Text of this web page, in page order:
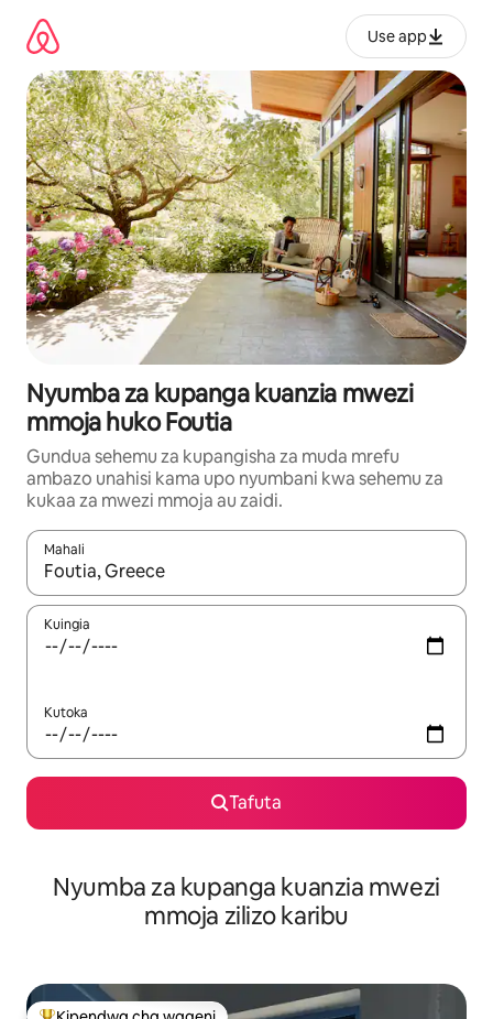
kwenda
kwenye
maudhui
Use app
Nyumba za kupanga kuanzia mwezi
mmoja huko Foutia
Gundua sehemu za kupangisha za muda mrefu
ambazo unahisi kama upo nyumbani kwa sehemu za
kukaa za mwezi mmoja au zaidi.
Mahali
Wakati matokeo yanapatikana, vinjari kwa kutumia vitufe vya
Kuingia
Kutoka
Tafuta
Nyumba za kupanga kuanzia mwezi
mmoja zilizo karibu